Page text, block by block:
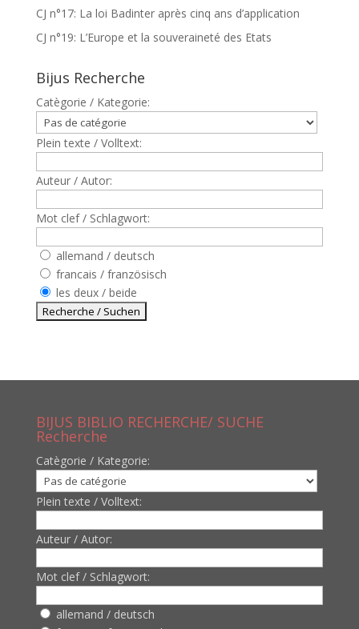
CJ n°17: La loi Badinter après cinq ans d’application
CJ n°19: L’Europe et la souveraineté des Etats
Bijus Recherche
Catègorie / Kategorie:
Plein texte / Volltext:
Auteur / Autor:
Mot clef / Schlagwort:
allemand / deutsch
francais / französisch
les deux / beide
BIJUS BIBLIO RECHERCHE/ SUCHE
Recherche
Catègorie / Kategorie:
Plein texte / Volltext:
Auteur / Autor:
Mot clef / Schlagwort:
allemand / deutsch